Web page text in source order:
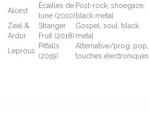
Alcest
Écailles de
lune (2010)
Post-rock, shoegaze,
black metal
Zeal &
Ardor
Stranger
Fruit (2018)
Gospel, soul, black
metal
Leprous
Pitfalls
(2019)
Alternative/prog, pop,
touches électroniques